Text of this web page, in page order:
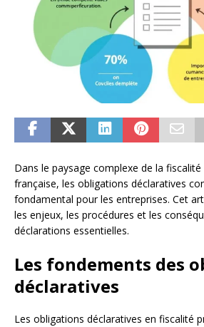
Dans le paysage complexe de la
française, les obligations déclaratives
fondamental pour les entreprises. Cet
les enjeux, les procédures et les
déclarations essentielles.
Les fondements des
déclaratives
Les obligations déclaratives en fiscalité